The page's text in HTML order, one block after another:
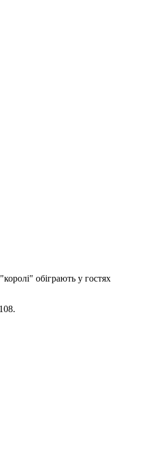
обіграють у гостях